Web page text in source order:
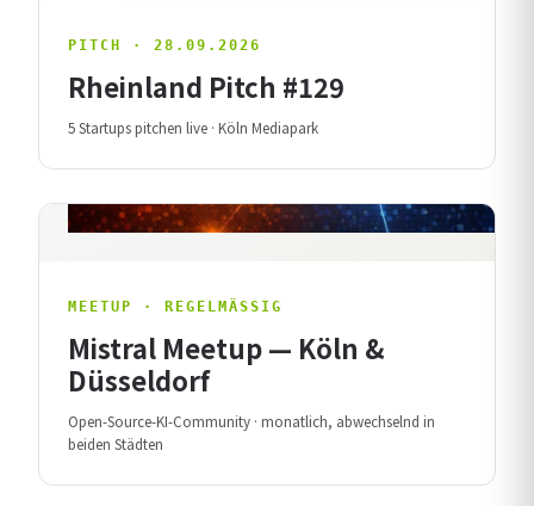
PITCH · 28.09.2026
Rheinland Pitch #129
5 Startups pitchen live · Köln Mediapark
MEETUP · REGELMÄSSIG
Mistral Meetup — Köln &
Düsseldorf
Open-Source-KI-Community · monatlich, abwechselnd in
beiden Städten